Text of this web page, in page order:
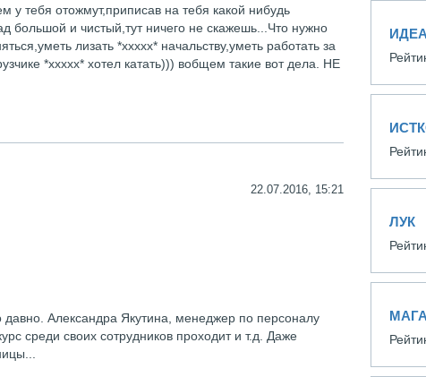
у тебя отожмут,приписав на тебя какой нибудь
большой и чистый,тут ничего не скажешь...Что нужно
лизать *xxxxx* начальству,уметь работать за
*xxxxx* хотел катать))) вобщем такие вот дела. НЕ
22.07.2016, 15:21
Александра Якутина, менеджер по персоналу
среди своих сотрудников проходит и т.д. Даже
ЛУК